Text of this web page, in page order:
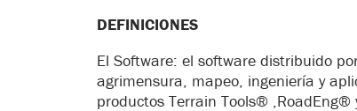
DEFINICIONES
El Software: el software distribuido
agrimensura, mapeo, ingeniería y
productos Terrain Tools®